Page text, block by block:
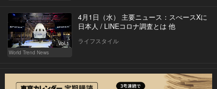
Vol.1
World Trend News
4月1日（水） 主要ニュース：スぺースXに
日本人 / LINEコロナ調査とは 他
ライフスタイル